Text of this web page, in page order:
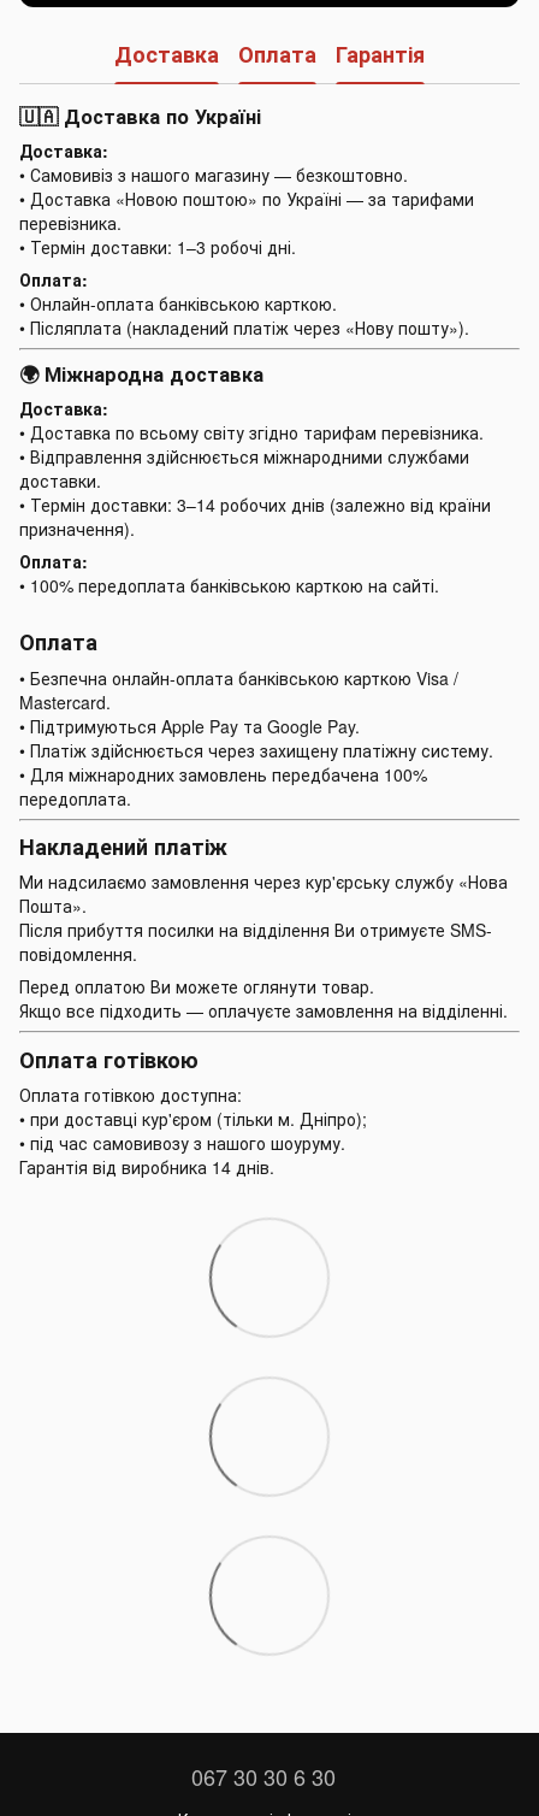
Доставка Оплата Гарантія
🇺🇦 Доставка по Україні
Доставка:
• Самовивіз з нашого магазину — безкоштовно.
• Доставка «Новою поштою» по Україні — за тарифами
перевізника.
• Термін доставки: 1–3 робочі дні.
Оплата:
• Онлайн-оплата банківською карткою.
• Післяплата (накладений платіж через «Нову пошту»).
🌍 Міжнародна доставка
Доставка:
• Доставка по всьому світу згідно тарифам перевізника.
• Відправлення здійснюється міжнародними службами
доставки.
• Термін доставки: 3–14 робочих днів (залежно від країни
призначення).
Оплата:
• 100% передоплата банківською карткою на сайті.
Оплата
• Безпечна онлайн-оплата банківською карткою Visa /
Mastercard.
• Підтримуються Apple Pay та Google Pay.
• Платіж здійснюється через захищену платіжну систему.
• Для міжнародних замовлень передбачена 100%
передоплата.
Накладений платіж
Ми надсилаємо замовлення через кур'єрську службу «Нова
Пошта».
Після прибуття посилки на відділення Ви отримуєте SMS-
повідомлення.
Перед оплатою Ви можете оглянути товар.
Якщо все підходить — оплачуєте замовлення на відділенні.
Оплата готівкою
Оплата готівкою доступна:
• при доставці кур'єром (тільки м. Дніпро);
• під час самовивозу з нашого шоуруму.
Гарантія від виробника 14 днів.
067 30 30 6 30